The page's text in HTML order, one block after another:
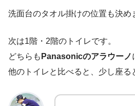
洗面台のタオル掛けの位置も決め
次は1階・2階のトイレです。
どちらも Panasonicのアラウーノ
他のトイレと比べると、少し座る